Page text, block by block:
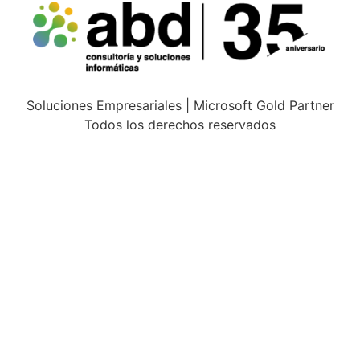
Soluciones Empresariales | Microsoft Gold Partner
Todos los derechos reservados